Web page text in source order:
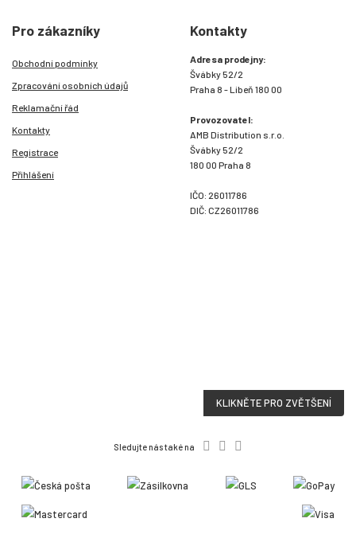
Pro zákazníky
Obchodní podmínky
Zpracování osobních údajů
Reklamační řád
Kontakty
Registrace
Přihlášení
Kontakty
Adresa prodejny:
Švábky 52/2
Praha 8 - Libeň 180 00
Provozovatel:
AMB Distribution s.r.o.
Švábky 52/2
180 00 Praha 8
IČO: 26011786
DIČ: CZ26011786
KLIKNĚTE PRO ZVĚTŠENÍ
Sledujte nás také na